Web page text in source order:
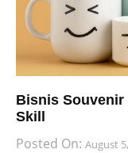
Bisnis Souvenir
Skill
Posted On: August